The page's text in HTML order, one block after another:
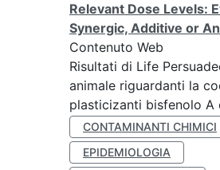
Relevant Dose Levels:
Synergic, Additive or
Contenuto Web
Risultati di Life
animale riguardanti la
plasticizanti bisfenolo A
CONTAMINANTI CHIMICI
EPIDEMIOLOGIA